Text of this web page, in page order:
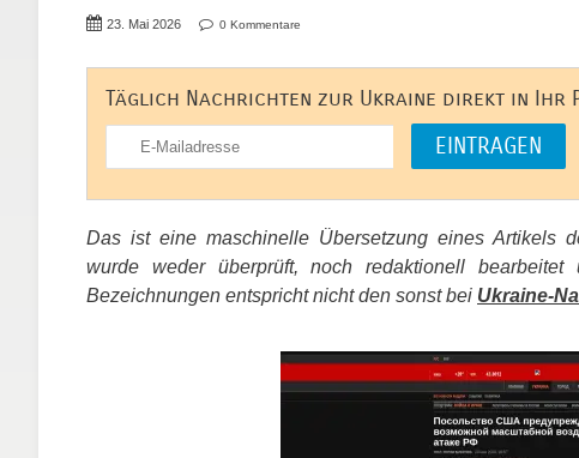
23. Mai 2026 0 Kommentare
Täglich Nachrichten zur Ukraine direkt in Ihr
Das ist eine maschinelle Übersetzung eines Artikels
wurde weder überprüft, noch redaktionell
Bezeichnungen entspricht nicht den sonst bei Ukraine-